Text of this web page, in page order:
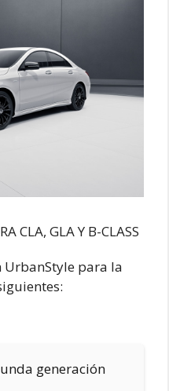
CLA, GLA Y B-CLASS
UrbanStyle para la
generación